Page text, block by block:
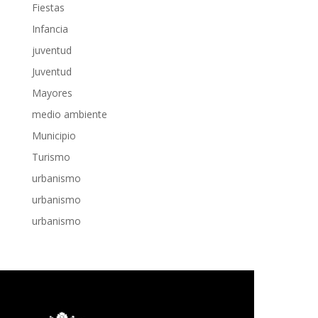
Fiestas
Infancia
juventud
Juventud
Mayores
medio ambiente
Municipio
Turismo
urbanismo
urbanismo
urbanismo